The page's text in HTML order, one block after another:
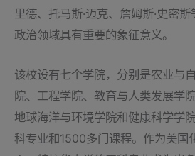
里德、托马斯·迈克、詹姆斯·史密
政治领域具有重要的象征意义。
该校设有七个学院，分别是农业与
院、工程学院、教育与人类发展学
地球海洋与环境学院和健康科学学
科专业和1500多门课程。作为美国